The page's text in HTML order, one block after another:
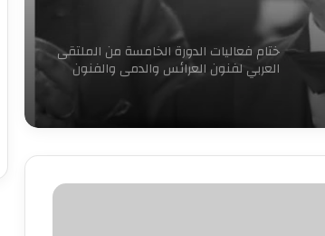
ختام فعاليات الدورة الخامسة من الملتقى
العربي لفنون العرائس والدمى والفنون
المجاورة
«آخر جولة» يفتتح مبادرة 100 ليلة عرض
بالإسكندرية ليلة رأس السنه